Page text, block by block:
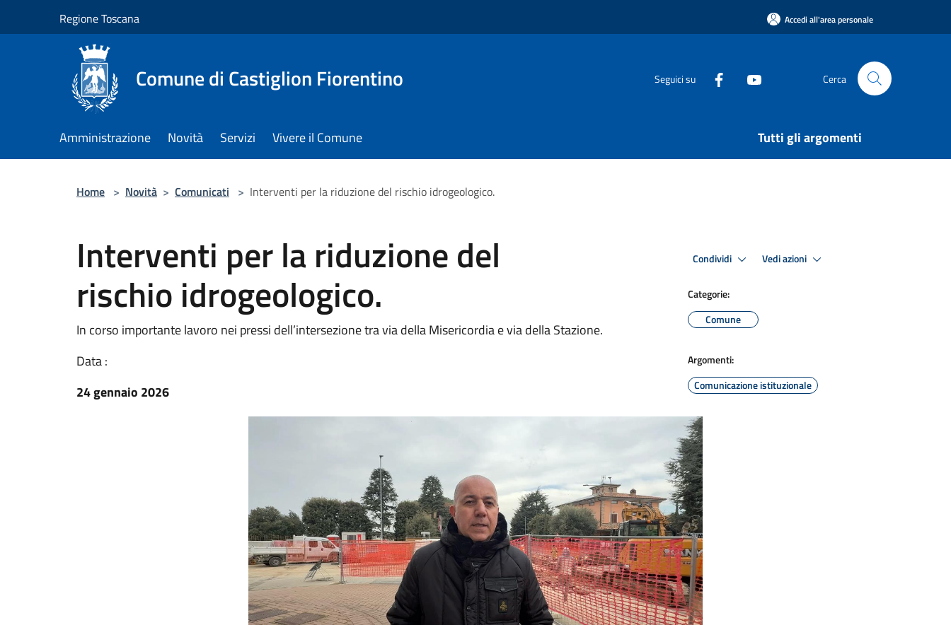
Regione Toscana Accedi all'area personale
Comune di Castiglion Fiorentino Seguici su Cerca
Amministrazione Novità Servizi Vivere il Comune Tutti gli argomenti
Home > Novità > Comunicati > Interventi per la riduzione del rischio idrogeologico.
Interventi per la riduzione del
rischio idrogeologico.
In corso importante lavoro nei pressi dell’intersezione tra via della Misericordia e via della Stazione.
Data :
24 gennaio 2026
Condividi Vedi azioni
Categorie:
Comune
Argomenti:
Comunicazione istituzionale